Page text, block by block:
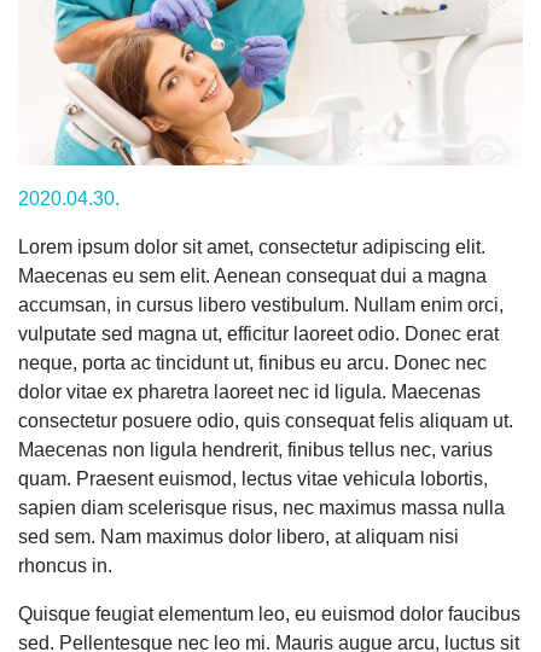
2020.04.30.
Lorem ipsum dolor sit amet, consectetur adipiscing elit.
Maecenas eu sem elit. Aenean consequat dui a magna
accumsan, in cursus libero vestibulum. Nullam enim orci,
vulputate sed magna ut, efficitur laoreet odio. Donec erat
neque, porta ac tincidunt ut, finibus eu arcu. Donec nec
dolor vitae ex pharetra laoreet nec id ligula. Maecenas
consectetur posuere odio, quis consequat felis aliquam ut.
Maecenas non ligula hendrerit, finibus tellus nec, varius
quam. Praesent euismod, lectus vitae vehicula lobortis,
sapien diam scelerisque risus, nec maximus massa nulla
sed sem. Nam maximus dolor libero, at aliquam nisi
rhoncus in.
Quisque feugiat elementum leo, eu euismod dolor faucibus
sed. Pellentesque nec leo mi. Mauris augue arcu, luctus sit